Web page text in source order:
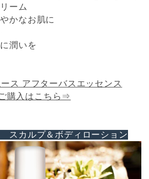
ーム
かなお肌に
潤いを
ス アフターバスエッセンス
購入はこちら⇒
スカルプ＆ボディローション